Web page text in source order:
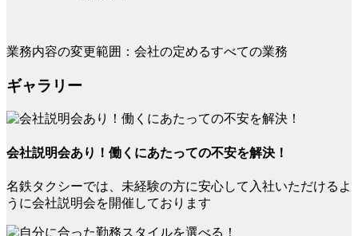
業務内容の変更範囲：会社の定めるすべての業務
ギャラリー
会社説明会あり！働くにあたっての不安を解決！
名鉄タクシーでは、未経験の方に安心して入社いただけるよ
うに会社説明会を開催しております